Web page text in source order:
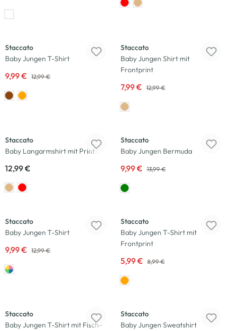
Staccato
Baby Jungen T-Shirt
9,99 € 12,99 €
Staccato
Baby Jungen Shirt mit
Frontprint
7,99 € 12,99 €
Staccato
Baby Langarmshirt mit Print
12,99 €
Staccato
Baby Jungen Bermuda
9,99 € 13,99 €
Staccato
Baby Jungen T-Shirt
9,99 € 12,99 €
Staccato
Baby Jungen T-Shirt mit
Frontprint
5,99 € 8,99 €
Staccato
Baby Jungen T-Shirt mit Fisch-
Staccato
Baby Jungen Sweatshirt